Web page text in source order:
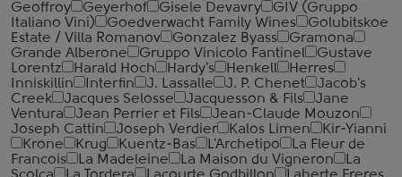
Geoffroy
Geyerhof Gisele Devavry
GIV (Gruppo
Italiano Vini)
Goedverwacht Family Wines
Golubitskoe
Estate / Villa Romanov
Gonzalez Byass
Gramona
Grande Alberone
Gruppo Vinicolo Fantinel
Gustave
Lorentz
Harald Hoch Hardy's Henkell
Herres
Inniskillin
Interfin J. Lassalle J. P. Chenet
Jacob's
Creek
Jacques Selosse Jacquesson & Fils
Jane
Ventura
Jean Perrier et Fils
Jean-Claude Mouzon
Joseph Cattin
Joseph Verdier Kalos Limen
Kir-Yianni
Krone
Krug Kuentz-Bas L'Archetipo
La Fleur de
Francois
La Madeleine La Maison du Vigneron
La